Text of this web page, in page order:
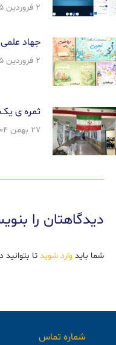
۲ فروردین ۱۴۰۵
جهاد علمی
۲ فروردین ۱۴۰۵
ثمره ی یک
۲۷ بهمن ۱۴۰۴
دیدگاهتان را
شما باید وارد شوید تا
شماره تماس